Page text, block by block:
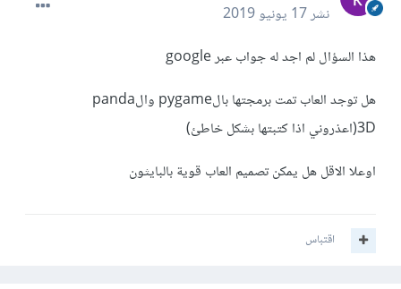
نشر17 يونيو 2019
هذا السؤال لم اجد له جواب عبر google
هل توجد العاب تمت برمجتها بالpygame والpanda
3D(اعذروني اذا كتبتها بشكل خاطئ)
اوعلا الاقل هل يمكن تصميم العاب قوية بالبايثون
اقتباس